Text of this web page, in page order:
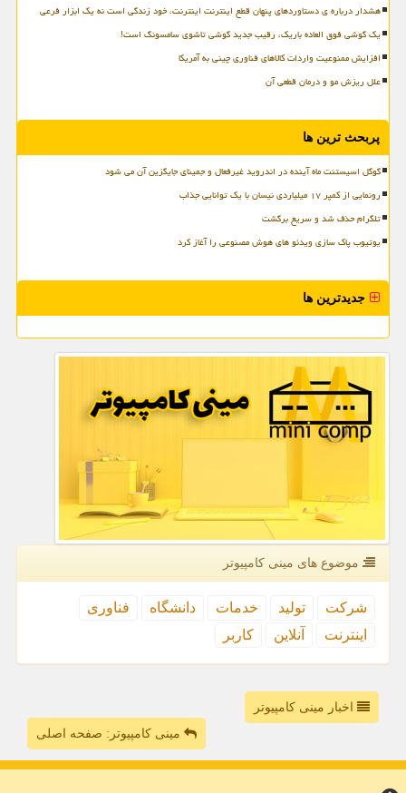
هشدار درباره ی دستاوردهای پنهان قطع اینترنت اینترنت، خود زندگی است نه یک ابزار فرعی
یک گوشی فوق العاده باریک، رقیب جدید گوشی تاشوی سامسونگ است!
افزایش ممنوعیت واردات کالاهای فناوری چینی به آمریکا
علل ریزش مو و درمان قطعی آن
پربحث ترین ها
گوگل اسیستنت ماه آینده در اندروید غیرفعال و جمینای جایگزین آن می شود
رونمایی از کمپر ۱۷ میلیاردی نیسان با یک توانایی جذاب
تلگرام حذف شد و سریع برگشت
یوتیوب پاک سازی ویدئو های هوش مصنوعی را آغاز کرد
جدیدترین ها
موضوع های مینی كامپیوتر
شركت تولید خدمات دانشگاه
فناوری
اینترنت
آنلاین كاربر
اخبار مینی کامپیوتر
مینی کامپیوتر: صفحه اصلی